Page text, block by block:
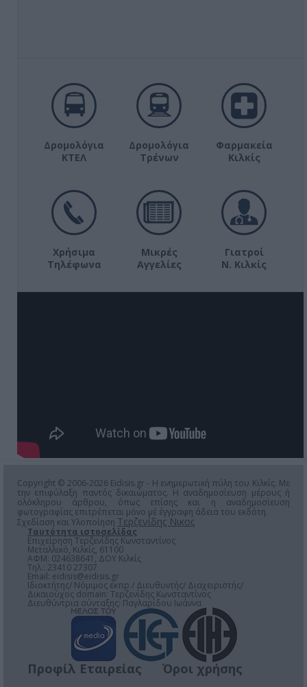
Δρομολόγια
ΚΤΕΛ
Δρομολόγια
Τρένων
Φαρμακεία
Κιλκίς
Χρήσιμα
Τηλέφωνα
Μικρές
Αγγελίες
Γιατροί
Ν. Κιλκίς
Copyright © 2006-2026 Eidisis.gr - Η ενημερωτική πύλη του Κιλκίς. Με
την επιφύλαξη παντός δικαιώματος. Η αναδημοσίευση μέρους ή
ολόκληρου άρθρου, όπως επίσης και η αναδημοσίευση
φωτογραφίας επιτρέπεται μόνο μέ έγγραφη άδεια του εκδότη.
Σχεδίαση και Υλοποίηση Τερζενίδης Νικος
Ταυτότητα ιστοσελίδας
Επιχείρηση Τερζενίδης Κωνσταντίνος
Μεταλλικό, Κιλκίς, 61100
ΑΦΜ: 024638641, ΔΟΥ Κιλκίς
Τηλ.: 23410 27307
Email: eidisis@eidisis.gr
Ιδιοκτήτης/ Νόμιμος εκπρ./ Διευθυντής/ Διαχειριστής/
Δικαιούχος domain: Τερζενίδης Κωνσταντίνος
Διευθύντρια σύνταξης: Παγλαρίδου Ιωάννα
Προφίλ Εταιρείας
Όροι χρήσης